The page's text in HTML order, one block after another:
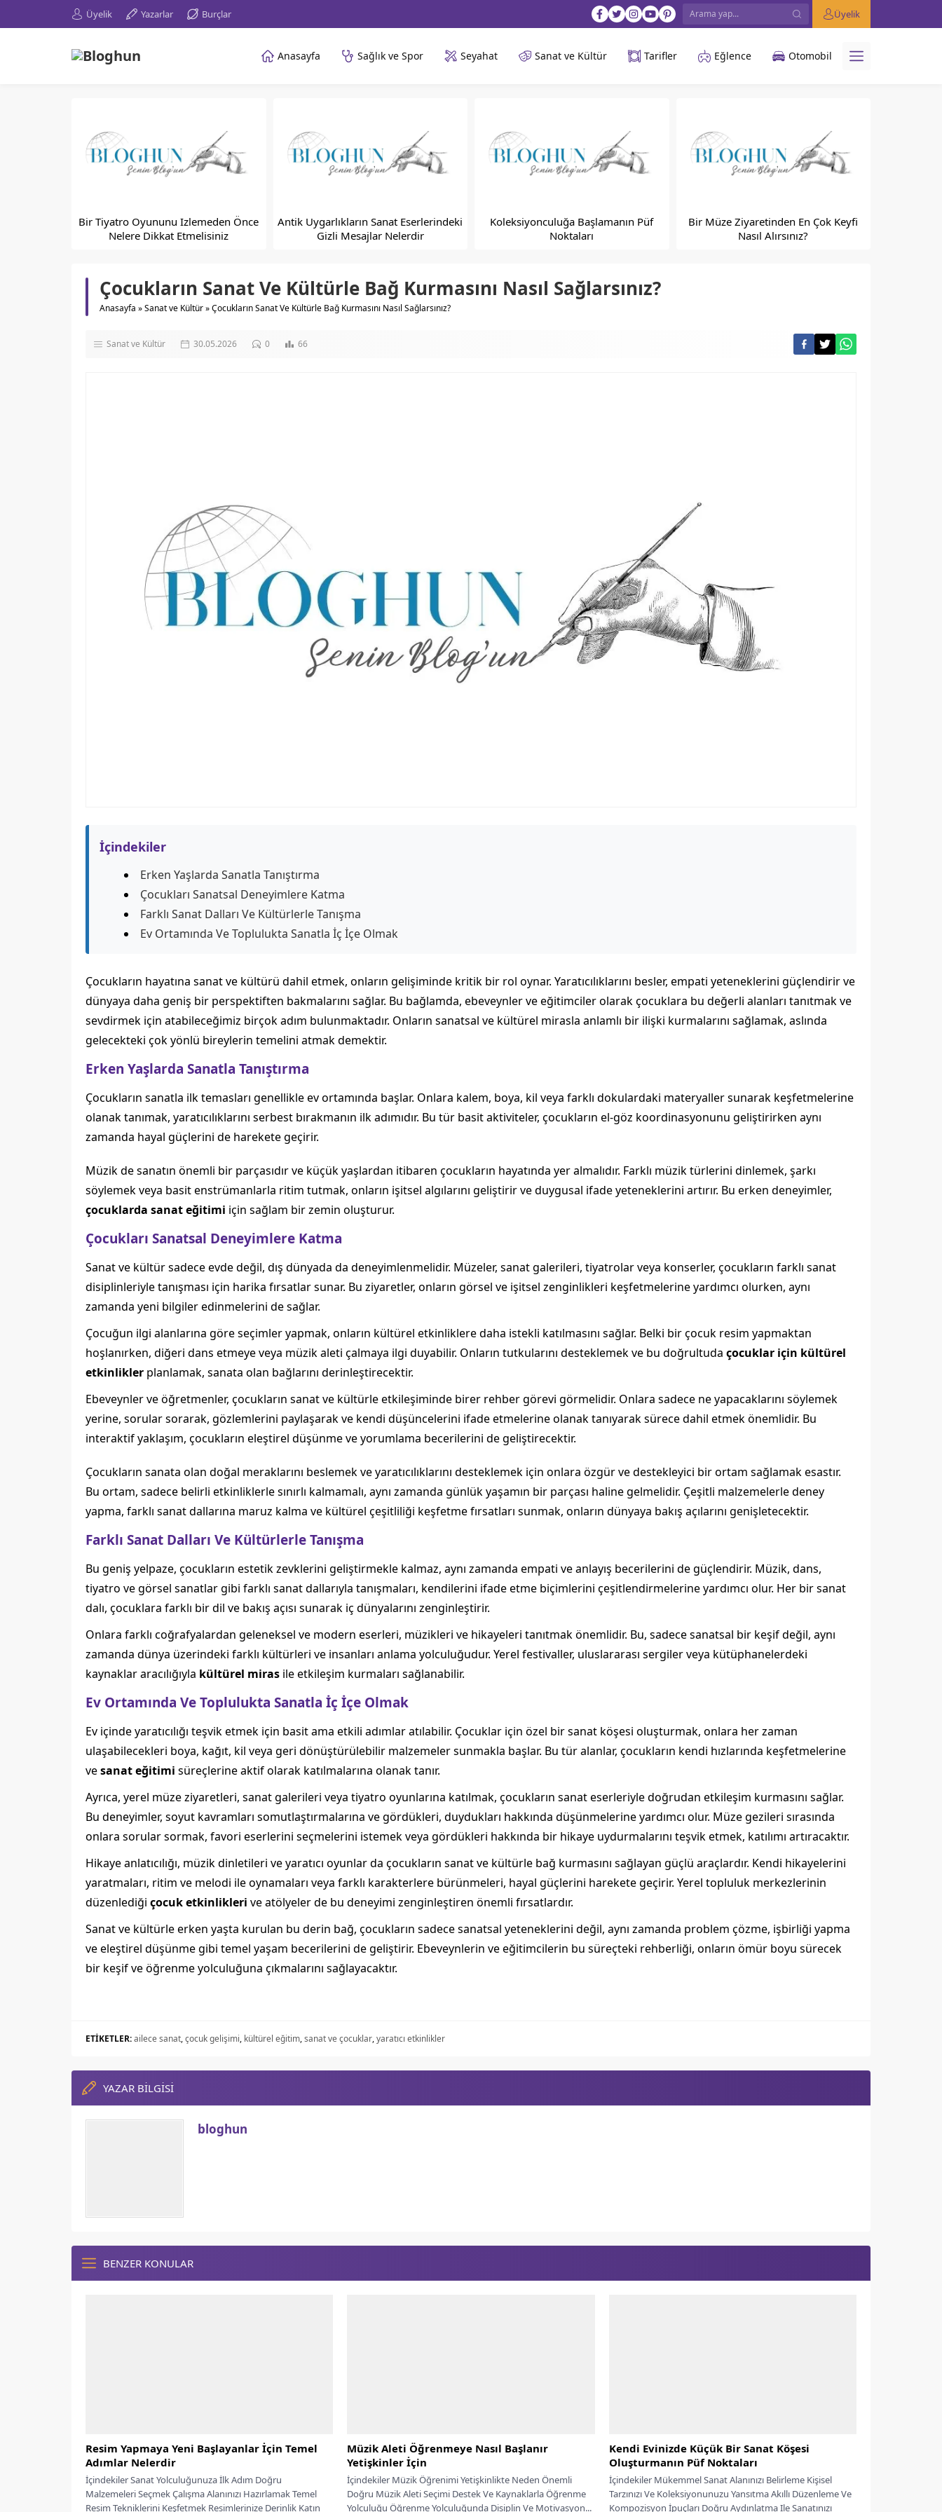
Üyelik Yazarlar Burçlar Üyelik
Anasayfa Sağlık ve Spor Seyahat Sanat ve Kültür Tarifler Eğlence Otomobil
Bir Tiyatro Oyununu Izlemeden Önce
Nelere Dikkat Etmelisiniz
Antik Uygarlıkların Sanat Eserlerindeki
Gizli Mesajlar Nelerdir
Koleksiyonculuğa Başlamanın Püf
Noktaları
Bir Müze Ziyaretinden En Çok Keyfi
Nasıl Alırsınız?
Çocukların Sanat Ve Kültürle Bağ Kurmasını Nasıl Sağlarsınız?
Anasayfa »Sanat ve Kültür»Çocukların Sanat Ve Kültürle Bağ Kurmasını Nasıl Sağlarsınız?
Sanat ve Kültür 30.05.2026 0 66
İçindekiler
Erken Yaşlarda Sanatla Tanıştırma
Çocukları Sanatsal Deneyimlere Katma
Farklı Sanat Dalları Ve Kültürlerle Tanışma
Ev Ortamında Ve Toplulukta Sanatla İç İçe Olmak
Çocukların hayatına sanat ve kültürü dahil etmek, onların gelişiminde kritik bir rol oynar. Yaratıcılıklarını besler, empati yeteneklerini güçlendirir ve
dünyaya daha geniş bir perspektiften bakmalarını sağlar. Bu bağlamda, ebeveynler ve eğitimciler olarak çocuklara bu değerli alanları tanıtmak ve
sevdirmek için atabileceğimiz birçok adım bulunmaktadır. Onların sanatsal ve kültürel mirasla anlamlı bir ilişki kurmalarını sağlamak, aslında
gelecekteki çok yönlü bireylerin temelini atmak demektir.
Erken Yaşlarda Sanatla Tanıştırma
Çocukların sanatla ilk temasları genellikle ev ortamında başlar. Onlara kalem, boya, kil veya farklı dokulardaki materyaller sunarak keşfetmelerine
olanak tanımak, yaratıcılıklarını serbest bırakmanın ilk adımıdır. Bu tür basit aktiviteler, çocukların el-göz koordinasyonunu geliştirirken aynı
zamanda hayal güçlerini de harekete geçirir.
Müzik de sanatın önemli bir parçasıdır ve küçük yaşlardan itibaren çocukların hayatında yer almalıdır. Farklı müzik türlerini dinlemek, şarkı
söylemek veya basit enstrümanlarla ritim tutmak, onların işitsel algılarını geliştirir ve duygusal ifade yeteneklerini artırır. Bu erken deneyimler,
çocuklarda sanat eğitimi için sağlam bir zemin oluşturur.
Çocukları Sanatsal Deneyimlere Katma
Sanat ve kültür sadece evde değil, dış dünyada da deneyimlenmelidir. Müzeler, sanat galerileri, tiyatrolar veya konserler, çocukların farklı sanat
disiplinleriyle tanışması için harika fırsatlar sunar. Bu ziyaretler, onların görsel ve işitsel zenginlikleri keşfetmelerine yardımcı olurken, aynı
zamanda yeni bilgiler edinmelerini de sağlar.
Çocuğun ilgi alanlarına göre seçimler yapmak, onların kültürel etkinliklere daha istekli katılmasını sağlar. Belki bir çocuk resim yapmaktan
hoşlanırken, diğeri dans etmeye veya müzik aleti çalmaya ilgi duyabilir. Onların tutkularını desteklemek ve bu doğrultuda çocuklar için kültürel
etkinlikler planlamak, sanata olan bağlarını derinleştirecektir.
Ebeveynler ve öğretmenler, çocukların sanat ve kültürle etkileşiminde birer rehber görevi görmelidir. Onlara sadece ne yapacaklarını söylemek
yerine, sorular sorarak, gözlemlerini paylaşarak ve kendi düşüncelerini ifade etmelerine olanak tanıyarak sürece dahil etmek önemlidir. Bu
interaktif yaklaşım, çocukların eleştirel düşünme ve yorumlama becerilerini de geliştirecektir.
Çocukların sanata olan doğal meraklarını beslemek ve yaratıcılıklarını desteklemek için onlara özgür ve destekleyici bir ortam sağlamak esastır.
Bu ortam, sadece belirli etkinliklerle sınırlı kalmamalı, aynı zamanda günlük yaşamın bir parçası haline gelmelidir. Çeşitli malzemelerle deney
yapma, farklı sanat dallarına maruz kalma ve kültürel çeşitliliği keşfetme fırsatları sunmak, onların dünyaya bakış açılarını genişletecektir.
Farklı Sanat Dalları Ve Kültürlerle Tanışma
Bu geniş yelpaze, çocukların estetik zevklerini geliştirmekle kalmaz, aynı zamanda empati ve anlayış becerilerini de güçlendirir. Müzik, dans,
tiyatro ve görsel sanatlar gibi farklı sanat dallarıyla tanışmaları, kendilerini ifade etme biçimlerini çeşitlendirmelerine yardımcı olur. Her bir sanat
dalı, çocuklara farklı bir dil ve bakış açısı sunarak iç dünyalarını zenginleştirir.
Onlara farklı coğrafyalardan geleneksel ve modern eserleri, müzikleri ve hikayeleri tanıtmak önemlidir. Bu, sadece sanatsal bir keşif değil, aynı
zamanda dünya üzerindeki farklı kültürleri ve insanları anlama yolculuğudur. Yerel festivaller, uluslararası sergiler veya kütüphanelerdeki
kaynaklar aracılığıyla kültürel miras ile etkileşim kurmaları sağlanabilir.
Ev Ortamında Ve Toplulukta Sanatla İç İçe Olmak
Ev içinde yaratıcılığı teşvik etmek için basit ama etkili adımlar atılabilir. Çocuklar için özel bir sanat köşesi oluşturmak, onlara her zaman
ulaşabilecekleri boya, kağıt, kil veya geri dönüştürülebilir malzemeler sunmakla başlar. Bu tür alanlar, çocukların kendi hızlarında keşfetmelerine
vesanat eğitimi süreçlerine aktif olarak katılmalarına olanak tanır.
Ayrıca, yerel müze ziyaretleri, sanat galerileri veya tiyatro oyunlarına katılmak, çocukların sanat eserleriyle doğrudan etkileşim kurmasını sağlar.
Bu deneyimler, soyut kavramları somutlaştırmalarına ve gördükleri, duydukları hakkında düşünmelerine yardımcı olur. Müze gezileri sırasında
onlara sorular sormak, favori eserlerini seçmelerini istemek veya gördükleri hakkında bir hikaye uydurmalarını teşvik etmek, katılımı artıracaktır.
Hikaye anlatıcılığı, müzik dinletileri ve yaratıcı oyunlar da çocukların sanat ve kültürle bağ kurmasını sağlayan güçlü araçlardır. Kendi hikayelerini
yaratmaları, ritim ve melodi ile oynamaları veya farklı karakterlere bürünmeleri, hayal güçlerini harekete geçirir. Yerel topluluk merkezlerinin
düzenlediği çocuk etkinlikleri ve atölyeler de bu deneyimi zenginleştiren önemli fırsatlardır.
Sanat ve kültürle erken yaşta kurulan bu derin bağ, çocukların sadece sanatsal yeteneklerini değil, aynı zamanda problem çözme, işbirliği yapma
ve eleştirel düşünme gibi temel yaşam becerilerini de geliştirir. Ebeveynlerin ve eğitimcilerin bu süreçteki rehberliği, onların ömür boyu sürecek
bir keşif ve öğrenme yolculuğuna çıkmalarını sağlayacaktır.
ETİKETLER:ailece sanat,çocuk gelişimi, kültürel eğitim,sanat ve çocuklar,yaratıcı etkinlikler
YAZAR BİLGİSİ
bloghun
BENZER KONULAR
Resim Yapmaya Yeni Başlayanlar İçin Temel
Adımlar Nelerdir
İçindekiler Sanat Yolculuğunuza İlk Adım Doğru
Malzemeleri Seçmek Çalışma Alanınızı Hazırlamak Temel
Resim Tekniklerini Keşfetmek Resimlerinize Derinlik Katın
Müzik Aleti Öğrenmeye Nasıl Başlanır
Yetişkinler İçin
İçindekiler Müzik Öğrenimi Yetişkinlikte Neden Önemli
Doğru Müzik Aleti Seçimi Destek Ve Kaynaklarla Öğrenme
Yolculuğu Öğrenme Yolculuğunda Disiplin Ve Motivasyon...
Kendi Evinizde Küçük Bir Sanat Köşesi
Oluşturmanın Püf Noktaları
İçindekiler Mükemmel Sanat Alanınızı Belirleme Kişisel
Tarzınızı Ve Koleksiyonunuzu Yansıtma Akıllı Düzenleme Ve
Kompozisyon İpuçları Doğru Aydınlatma Ile Sanatınızı